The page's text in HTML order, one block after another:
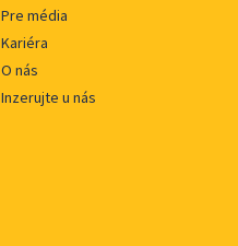
Pre média
Kariéra
O nás
Inzerujte u nás